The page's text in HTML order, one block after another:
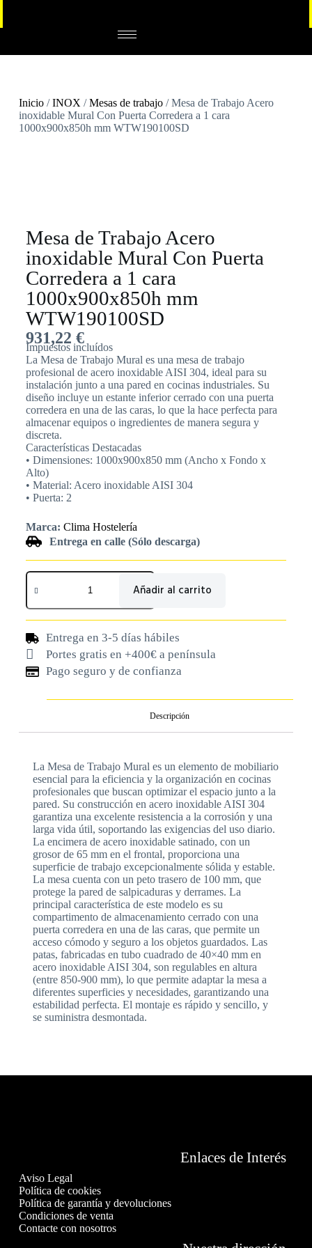
Inicio/INOX /Mesas de trabajo/ Mesa de Trabajo Acero
inoxidable Mural Con Puerta Corredera a 1 cara
1000x900x850h mm WTW190100SD
Mesa de Trabajo Acero
inoxidable Mural Con Puerta
Corredera a 1 cara
1000x900x850h mm
WTW190100SD
931,22 €
Impuestos incluídos
La Mesa de Trabajo Mural es una mesa de trabajo
profesional de acero inoxidable AISI 304, ideal para su
instalación junto a una pared en cocinas industriales. Su
diseño incluye un estante inferior cerrado con una puerta
corredera en una de las caras, lo que la hace perfecta para
almacenar equipos o ingredientes de manera segura y
discreta.
Características Destacadas
• Dimensiones: 1000x900x850 mm (Ancho x Fondo x
Alto)
• Material: Acero inoxidable AISI 304
• Puerta: 2
Marca: Clima Hostelería
Entrega en calle (Sólo descarga)
Añadir al carrito
Entrega en 3-5 días hábiles
Portes gratis en +400€ a península
Pago seguro y de confianza
Descripción
La Mesa de Trabajo Mural es un elemento de mobiliario
esencial para la eficiencia y la organización en cocinas
profesionales que buscan optimizar el espacio junto a la
pared. Su construcción en acero inoxidable AISI 304
garantiza una excelente resistencia a la corrosión y una
larga vida útil, soportando las exigencias del uso diario.
La encimera de acero inoxidable satinado, con un
grosor de 65 mm en el frontal, proporciona una
superficie de trabajo excepcionalmente sólida y estable.
La mesa cuenta con un peto trasero de 100 mm, que
protege la pared de salpicaduras y derrames. La
principal característica de este modelo es su
compartimento de almacenamiento cerrado con una
puerta corredera en una de las caras, que permite un
acceso cómodo y seguro a los objetos guardados. Las
patas, fabricadas en tubo cuadrado de 40×40 mm en
acero inoxidable AISI 304, son regulables en altura
(entre 850-900 mm), lo que permite adaptar la mesa a
diferentes superficies y necesidades, garantizando una
estabilidad perfecta. El montaje es rápido y sencillo, y
se suministra desmontada.
Enlaces de Interés
Aviso Legal
Política de cookies
Política de garantía y devoluciones
Condiciones de venta
Contacte con nosotros